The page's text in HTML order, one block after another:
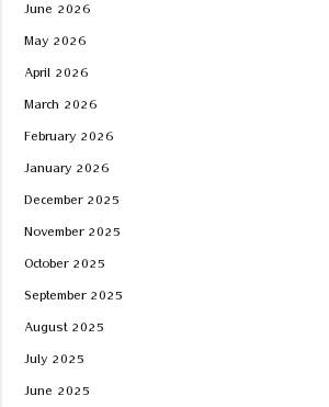
June 2026
May 2026
April 2026
March 2026
February 2026
January 2026
December 2025
November 2025
October 2025
September 2025
August 2025
July 2025
June 2025